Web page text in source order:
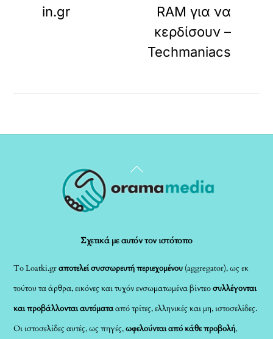
in.gr
RAM για να
κερδίσουν –
Techmaniacs
Back
To
Σχετικά με αυτόν τον ιστότοπο
Το Loatki.grαποτελεί συσσωρευτή περιεχομένου (aggregator), ως εκ
τούτου τα άρθρα, εικόνες και τυχόν ενσωματωμένα βίντεοσυλλέγονται
και προβάλλονται αυτόματααπό τρίτες, ελληνικές και μη, ιστοσελίδες.
Οι ιστοσελίδες αυτές, ως πηγές,ωφελούνται από κάθε προβολή,